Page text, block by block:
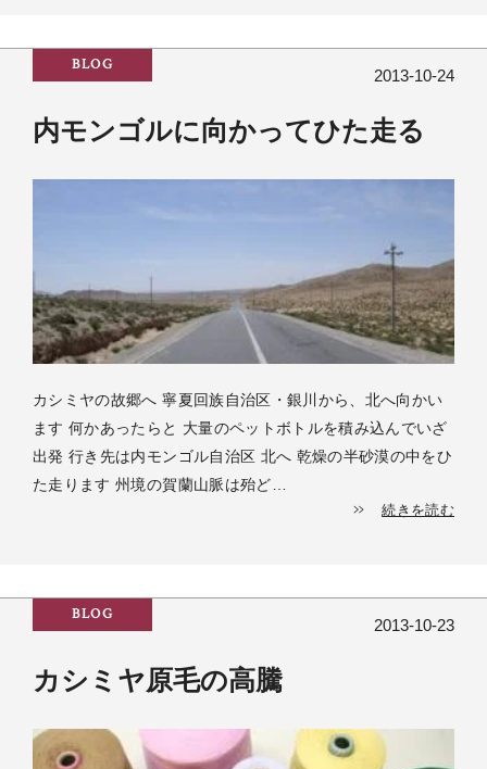
BLOG
2013-10-24
内モンゴルに向かってひた走る
カシミヤの故郷へ 寧夏回族自治区・銀川から、北へ向かい
ます 何かあったらと 大量のペットボトルを積み込んでいざ
出発 行き先は内モンゴル自治区 北へ 乾燥の半砂漠の中をひ
た走ります 州境の賀蘭山脈は殆ど…
続きを読む
BLOG
2013-10-23
カシミヤ原毛の高騰